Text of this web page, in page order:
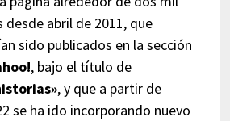
abril de 2011, que
sido publicados en la sección
, bajo el título de
, y que a partir de
se ha ido incorporando nuevo